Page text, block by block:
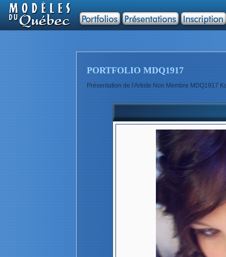
PORTFOLIO MDQ1917
Présentation de l'Artiste Non Membre MDQ1917